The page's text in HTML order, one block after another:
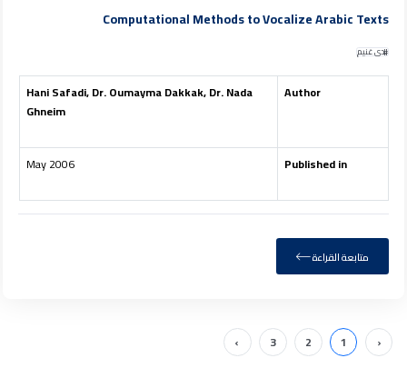
Computational Methods to Vocalize Arabic Texts
ندى غنيم
Author
Hani Safadi, Dr. Oumayma Dakkak, Dr. Nada
Ghneim
Published in
May 2006
متابعة القراءة
‹
1
2
3
›